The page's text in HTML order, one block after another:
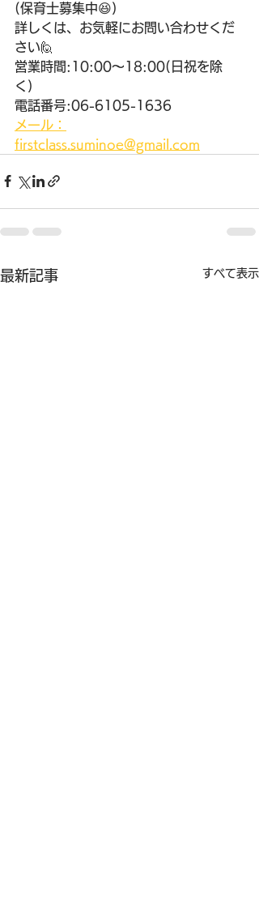
(保育士募集中😆)
詳しくは、お気軽にお問い合わせくだ
さい🙋
営業時間:10:00〜18:00(日祝を除
く)
電話番号:06-6105-1636
メール：
firstclass.suminoe@gmail.com
最新記事 すべて表示